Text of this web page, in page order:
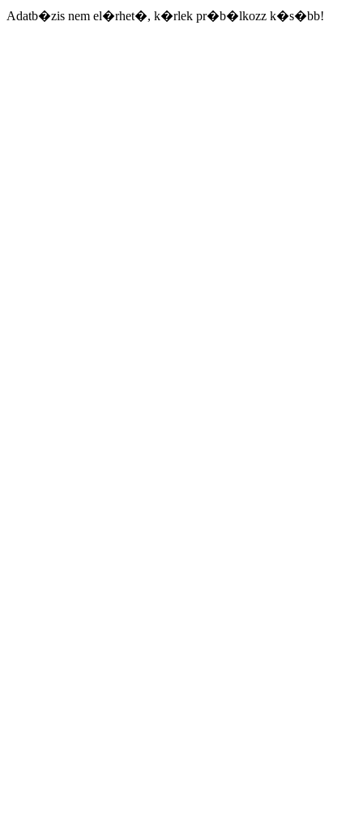
Adatb�zis nem el�rhet�, k�rlek pr�b�lkozz k�s�bb!